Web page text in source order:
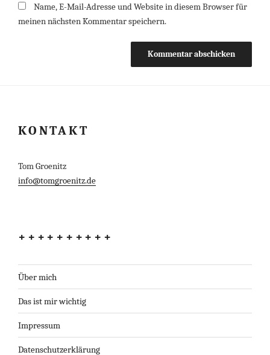
Name, E-Mail-Adresse und Website in diesem Browser für
meinen nächsten Kommentar speichern.
KONTAKT
Tom Groenitz
info@tomgroenitz.de
++++++++++
Über mich
Das ist mir wichtig
Impressum
Datenschutzerklärung